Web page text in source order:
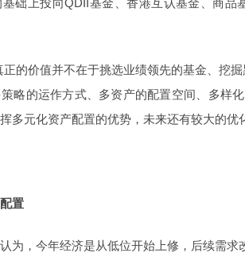
础上投向QDII基金、香港互认基金、商品
正的价值并不在于挑选业绩领先的基金、挖
略的运作方式、多资产的配置空间、多样
多元化资产配置的优势，未来还有较大的优
置
为，今年经济是从低位开始上修，后续需求